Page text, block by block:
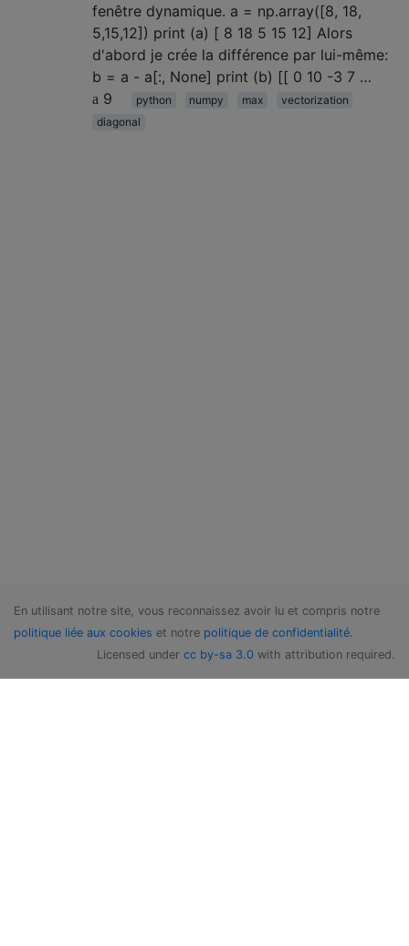
fenêtre dynamique. a = np.array([8, 18,
5,15,12]) print (a) [ 8 18 5 15 12] Alors
d'abord je crée la différence par lui-même:
b = a - a[:, None] print (b) [[ 0 10 -3 7 …
9
python numpy max
vectorization
diagonal
En utilisant notre site, vous reconnaissez avoir lu et compris notre
politique liée aux cookies et notre politique de confidentialité.
Licensed under cc by-sa 3.0 with attribution required.